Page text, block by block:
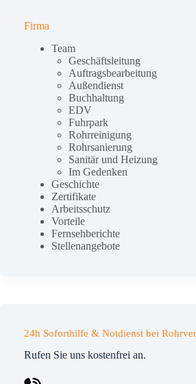
Firma
Team
Geschäftsleitung
Auftragsbearbeitung
Außendienst
Buchhaltung
EDV
Fuhrpark
Rohrreinigung
Rohrsanierung
Sanitär und Heizung
Im Gedenken
Geschichte
Zertifikate
Arbeitsschutz
Vorteile
Fernsehberichte
Stellenangebote
24h Soforthilfe & Notdienst bei
Rufen Sie uns kostenfrei an.